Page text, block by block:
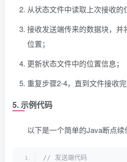
从状态文件中读取上次接收的
接收发送端传来的数据块，并
位置；
更新状态文件中的位置信息；
重复步骤2-4，直到文件接收完
5. 示例代码
以下是一个简单的Java断点续
// 发送端代码